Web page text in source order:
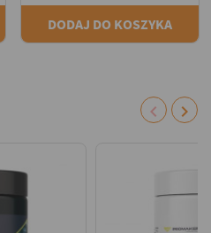
DODAJ DO KOSZYKA
chevron_right
chevron_left